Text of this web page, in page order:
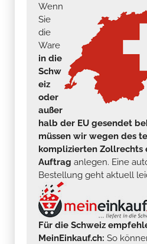
Wenn
Sie
die
Ware
in die
Schw
eiz
oder
außer
halb der EU gesendet
müssen wir wegen des
komplizierten Zollrechts
Auftrag anlegen. Eine
Bestellung geht aktuell
Für die Schweiz
MeinEinkauf.ch: So